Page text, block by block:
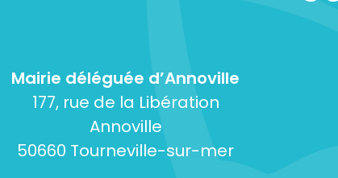
Mairie déléguée d’Annoville
177, rue de la Libération
Annoville
50660 Tourneville-sur-mer